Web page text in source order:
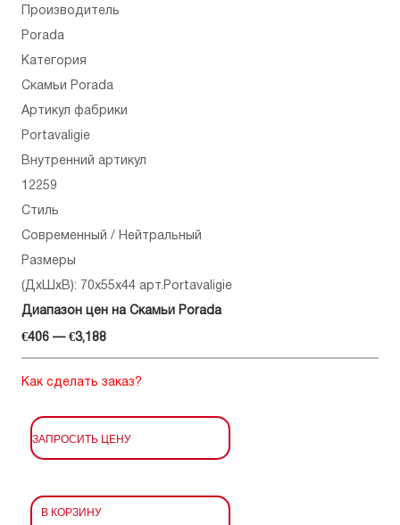
Производитель
Porada
Категория
Скамьи Porada
Артикул фабрики
Portavaligie
Внутренний артикул
12259
Стиль
Современный / Нейтральный
Размеры
(ДхШхВ): 70x55x44 арт.Portavaligie
Диапазон цен на Скамьи Porada
€406 — €3,188
Как сделать заказ?
ЗАПРОСИТЬ ЦЕНУ
В КОРЗИНУ